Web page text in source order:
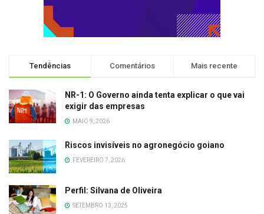
Tendências Comentários Mais recente
NR-1: O Governo ainda tenta explicar o que vai
exigir das empresas
MAIO 9, 2026
Riscos invisíveis no agronegócio goiano
FEVEREIRO 7, 2026
Perfil: Silvana de Oliveira
SETEMBRO 13, 2025